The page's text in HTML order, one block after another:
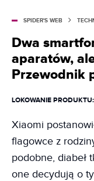
SPIDER'S WEB
Dwa
aparatów,
Przewodnik
LOKOWANIE PRODUKTU
Xiaomi
flagowce z
podobne, diabeł
one decydują o